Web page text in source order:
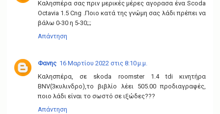
Καλησπέρα σας πριν μερικές μέρες αγορασα ένα Scoda
Octavia 1.5 Cng .Ποιο κατά της γνώμη σας λάδι πρέπει να
βάλω 0-30 η 5-30;;;
Απάντηση
Φανης 16 Μαρτίου 2022 στις 8:10 μ.μ.
Καλησπέρα, σε skoda roomster 1.4 tdi κινητήρα
ΒNV(3κυλινδρο),το βιβλίο λέει 505.00 προδιαγραφές,
ποιο λάδι είναι το σωστό σε ιξώδες???
Απάντηση